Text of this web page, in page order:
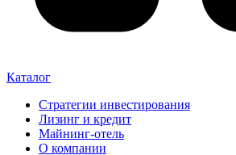
Каталог
Стратегии инвестирования
Лизинг и кредит
Майнинг-отель
О компании